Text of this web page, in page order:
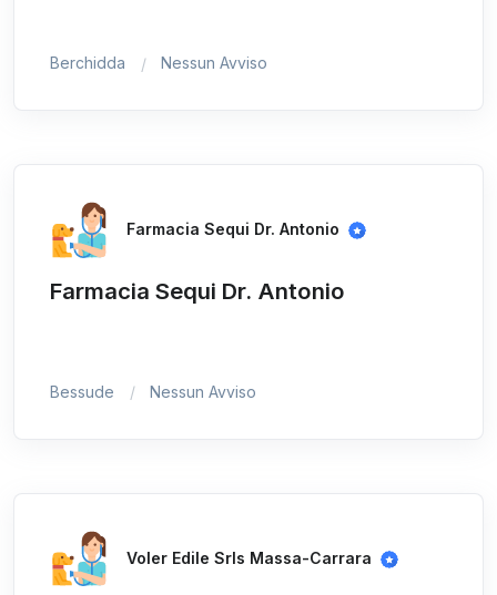
Berchidda Nessun Avviso
Farmacia Sequi Dr. Antonio
Farmacia Sequi Dr. Antonio
Bessude Nessun Avviso
Voler Edile Srls Massa-Carrara